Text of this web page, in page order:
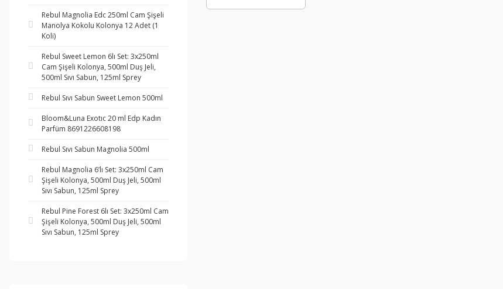
Rebul Magnolia Edc 250ml Cam Şişeli
Manolya Kokolu Kolonya 12 Adet (1
Koli)
Rebul Sweet Lemon 6lı Set: 3x250ml
Cam Şişeli Kolonya, 500ml Duş Jeli,
500ml Sıvı Sabun, 125ml Sprey
Rebul Sıvı Sabun Sweet Lemon 500ml
Bloom&Luna Exotıc 20 ml Edp Kadın
Parfüm 8691226608198
Rebul Sıvı Sabun Magnolia 500ml
Rebul Magnolia 6’lı Set: 3x250ml Cam
Şişeli Kolonya, 500ml Duş Jeli, 500ml
Sıvı Sabun, 125ml Sprey
Rebul Pine Forest 6lı Set: 3x250ml Cam
Şişeli Kolonya, 500ml Duş Jeli, 500ml
Sıvı Sabun, 125ml Sprey